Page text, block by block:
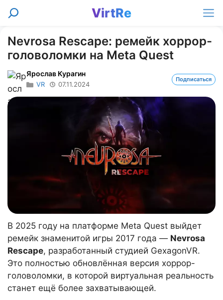
Перейти
VirtRe
Поиск
Nevrosa Rescape: ремейк хоррор-
головоломки на Meta Quest
Ярослав Курагин
VR 07.11.2024
Подписаться
В 2025 году на платформе Meta Quest выйдет
ремейк знаменитой игры 2017 года — Nevrosa
Rescape, разработанный студией GexagonVR.
Это полностью обновлённая версия хоррор-
головоломки, в которой виртуальная реальность
станет ещё более захватывающей.